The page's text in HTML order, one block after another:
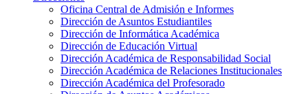
Oficina Central de Admisión e Informes
Dirección de Asuntos Estudiantiles
Dirección de Informática Académica
Dirección de Educación Virtual
Dirección Académica de Responsabilidad Social
Dirección Académica de Relaciones Institucionales
Dirección Académica del Profesorado